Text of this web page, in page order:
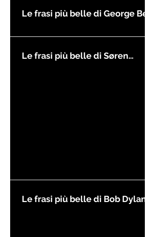
Le frasi più belle di George Best
Le frasi più belle di Søren
Le frasi più belle di Bob Dylan